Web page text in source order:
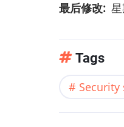
最后修改
Tags
Security